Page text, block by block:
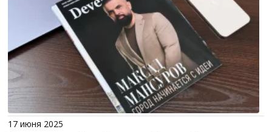
17 июня 2025